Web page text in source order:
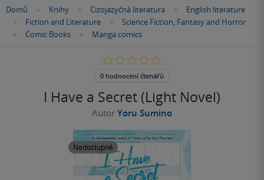
Nacházíte
Domů »Knihy »Cizojazyčná literatura »English literature
»
Fiction and Literature »Science Fiction, Fantasy and Horror
»
Comic Books »
Manga comics
I Have a Secret (Light Novel)
Autor Yoru Sumino
Nedostupné
0.0
5
0 hodnocení čtenářů